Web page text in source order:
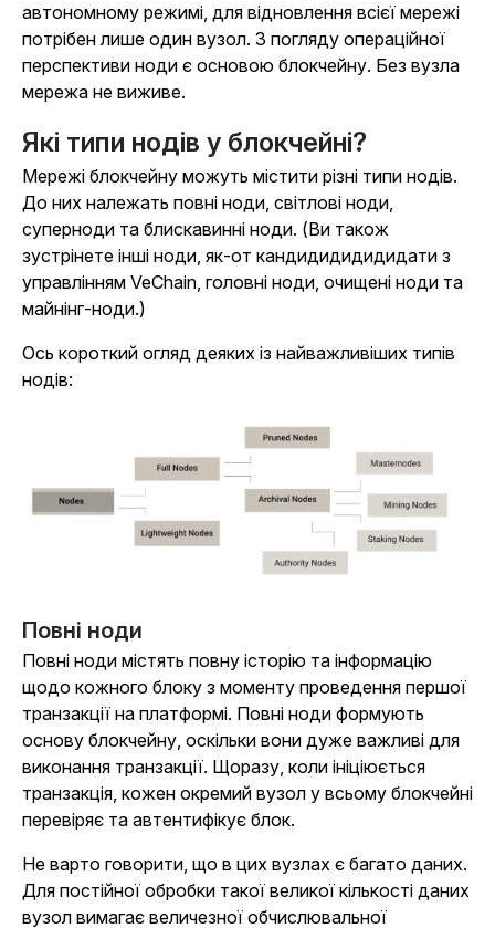
автономному режимі, для відновлення всієї мережі
потрібен лише один вузол. З погляду операційної
перспективи ноди є основою блокчейну. Без вузла
мережа не виживе.
Які типи нодів у блокчейні?
Мережі блокчейну можуть містити різні типи нодів.
До них належать повні ноди, світлові ноди,
суперноди та блискавинні ноди. (Ви також
зустрінете інші ноди, як-от кандидидидидидати з
управлінням VeChain, головні ноди, очищені ноди та
майнінг-ноди.)
Ось короткий огляд деяких із найважливіших типів
нодів:
Повні ноди
Повні ноди містять повну історію та інформацію
щодо кожного блоку з моменту проведення першої
транзакції на платформі. Повні ноди формують
основу блокчейну, оскільки вони дуже важливі для
виконання транзакції. Щоразу, коли ініціюється
транзакція, кожен окремий вузол у всьому блокчейні
перевіряє та автентифікує блок.
Не варто говорити, що в цих вузлах є багато даних.
Для постійної обробки такої великої кількості даних
вузол вимагає величезної обчислювальної